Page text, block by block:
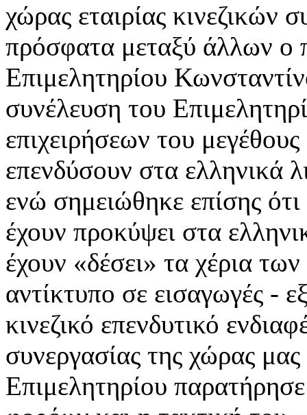
χώρας εταιρίας
πρόσφατα μεταξύ άλλων ο
Επιμελητηρίου
συνέλευση του
επιχειρήσεων του
επενδύσουν στα ελληνικά
ενώ σημειώθηκε επίσης
έχουν προκύψει στα
έχουν «δέσει» τα χέρια
αντίκτυπο σε εισαγωγές -
κινεζικό επενδυτικό
συνεργασίας της χώρας
Επιμελητηρίου